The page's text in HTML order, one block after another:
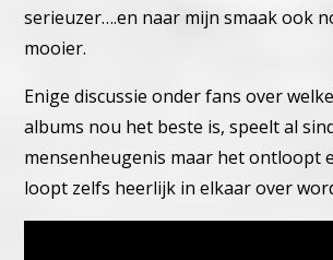
serieuzer….en naar mijn smaak ook
mooier.
Enige discussie onder fans over
albums nou het beste is, speelt al
mensenheugenis maar het ontloopt
loopt zelfs heerlijk in elkaar over